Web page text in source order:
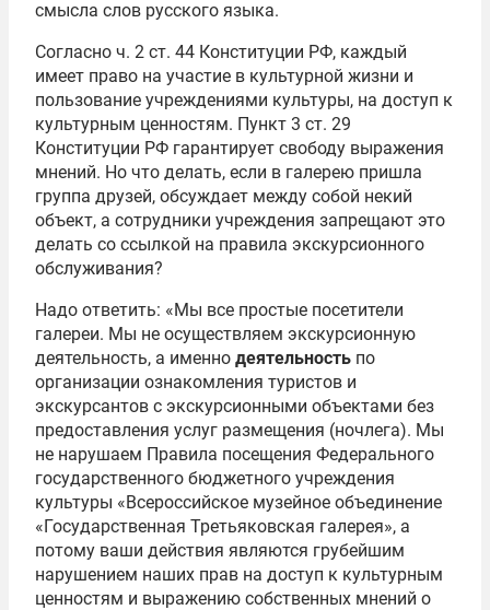
смысла слов русского языка.
Согласно ч. 2 ст. 44 Конституции РФ, каждый
имеет право на участие в культурной жизни и
пользование учреждениями культуры, на доступ к
культурным ценностям. Пункт 3 ст. 29
Конституции РФ гарантирует свободу выражения
мнений. Но что делать, если в галерею пришла
группа друзей, обсуждает между собой некий
объект, а сотрудники учреждения запрещают это
делать со ссылкой на правила экскурсионного
обслуживания?
Надо ответить: «Мы все простые посетители
галереи. Мы не осуществляем экскурсионную
деятельность, а именно деятельность по
организации ознакомления туристов и
экскурсантов с экскурсионными объектами без
предоставления услуг размещения (ночлега). Мы
не нарушаем Правила посещения Федерального
государственного бюджетного учреждения
культуры «Всероссийское музейное объединение
«Государственная Третьяковская галерея», а
потому ваши действия являются грубейшим
нарушением наших прав на доступ к культурным
ценностям и выражению собственных мнений о